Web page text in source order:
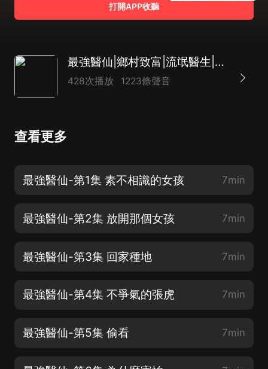
打開APP收聽
最強醫仙|鄉村致富|流氓醫生|道仙|逆襲|AI多播
428次播放 1223條聲音
查看更多
最強醫仙-第1集 素不相識的女孩 7min
最強醫仙-第2集 放開那個女孩 7min
最強醫仙-第3集 回家種地 7min
最強醫仙-第4集 不爭氣的張虎 7min
最強醫仙-第5集 偷看 7min